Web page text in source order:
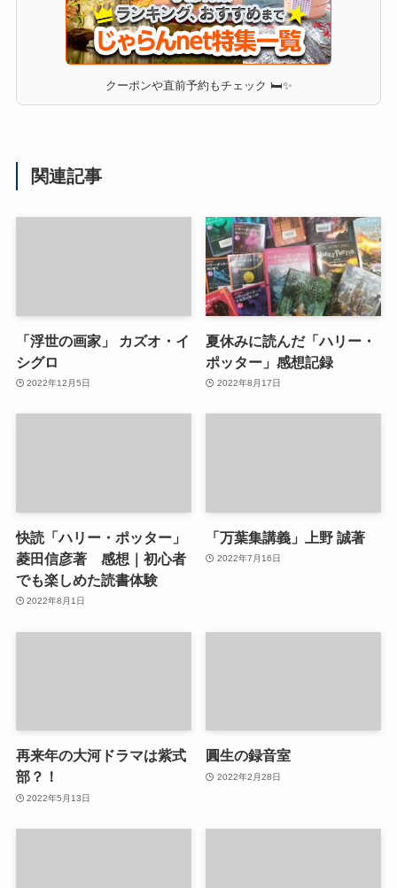
クーポンや直前予約もチェック 🛏✨
関連記事
「浮世の画家」 カズオ・イ
シグロ
2022年12月5日
夏休みに読んだ「ハリー・
ポッター」感想記録
2022年8月17日
快読「ハリー・ポッター」
菱田信彦著 感想｜初心者
でも楽しめた読書体験
2022年8月1日
「万葉集講義」上野 誠著
2022年7月16日
再来年の大河ドラマは紫式
部？！
2022年5月13日
圓生の録音室
2022年2月28日